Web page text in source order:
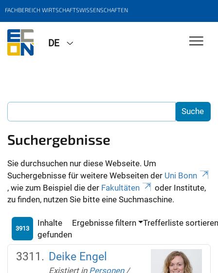
FACHBEREICH WIRTSCHAFTSWISSENSCHAFTEN
DE
Suchergebnisse
Sie durchsuchen nur diese Webseite. Um
Suchergebnisse für weitere Webseiten der Uni Bonn
, wie zum Beispiel die der Fakultäten
oder Institute,
zu finden, nutzen Sie bitte eine Suchmaschine.
3913
Inhalte
gefunden
Ergebnisse filtern Trefferliste
Deike Engel
Existiert in Personen /